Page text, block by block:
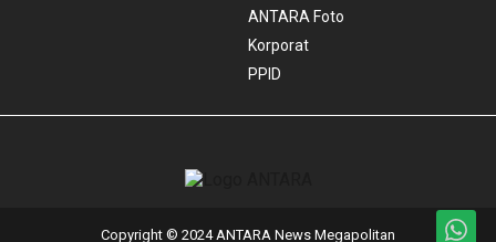
ANTARA Foto
Korporat
PPID
Copyright © 2024 ANTARA News Megapolitan